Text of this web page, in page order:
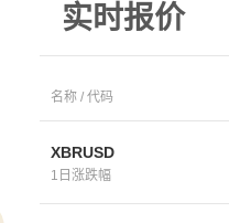
实时报价
名称 / 代码
XBRUSD
1日涨跌幅